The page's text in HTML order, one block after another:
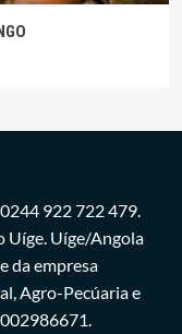
922 722 479.
Uíge. Uíge/Angola
da empresa
Agro-Pecúaria e